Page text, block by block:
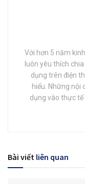
Với hơn 5 năm
luôn yêu thích
dụng trên điện
hiểu. Những nội
dụng vào thực
Bài viết liên quan